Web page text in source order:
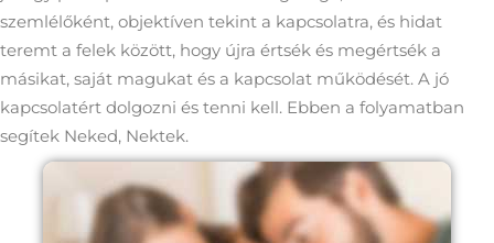
szemlélőként, objektíven tekint a kapcsolatra, és hidat
teremt a felek között, hogy újra értsék és megértsék a
másikat, saját magukat és a kapcsolat működését. A jó
kapcsolatért dolgozni és tenni kell. Ebben a folyamatban
segítek Neked, Nektek.